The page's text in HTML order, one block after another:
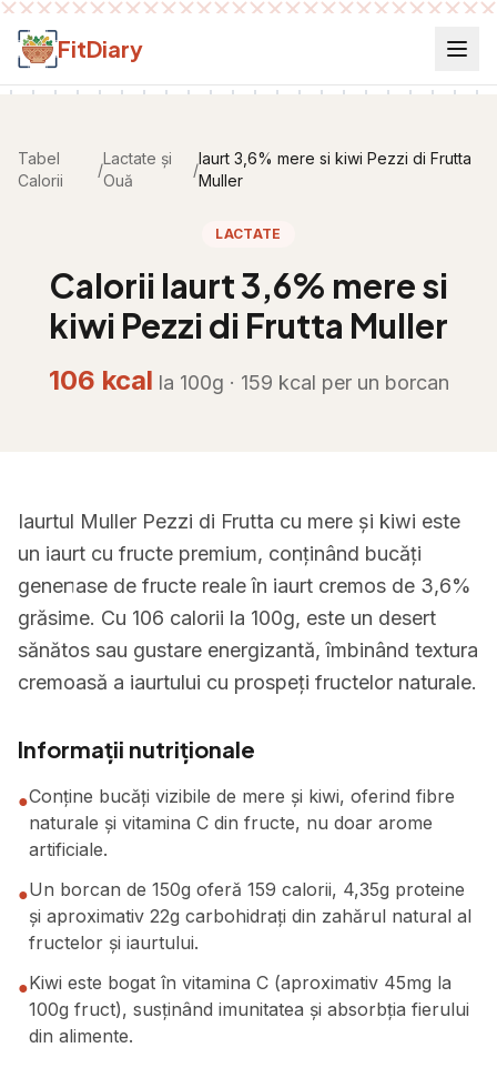
Salt la conținut
FitDiary
Tabel
Calorii
/
Lactate și
Ouă
/
Iaurt 3,6% mere si kiwi Pezzi di Frutta
Muller
LACTATE
Calorii Iaurt 3,6% mere si
kiwi Pezzi di Frutta Muller
106 kcal la 100g · 159 kcal per un borcan
Iaurtul Muller Pezzi di Frutta cu mere și kiwi este
un iaurt cu fructe premium, conținând bucăți
generוase de fructe reale în iaurt cremos de 3,6%
grăsime. Cu 106 calorii la 100g, este un desert
sănătos sau gustare energizantă, îmbinând textura
cremoasă a iaurtului cu prospeți fructelor naturale.
Informații nutriționale
●Conține bucăți vizibile de mere și kiwi, oferind fibre
naturale și vitamina C din fructe, nu doar arome
artificiale.
●Un borcan de 150g oferă 159 calorii, 4,35g proteine
și aproximativ 22g carbohidrați din zahărul natural al
fructelor și iaurtului.
●Kiwi este bogat în vitamina C (aproximativ 45mg la
100g fruct), susținând imunitatea și absorbția fierului
din alimente.